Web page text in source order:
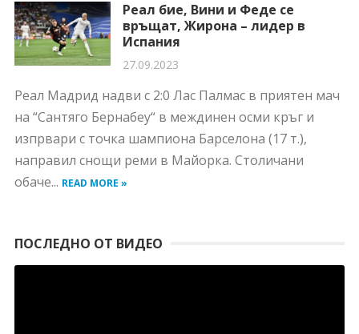
Реал бие, Вини и Феде се
връщат, Жирона – лидер в
Испания
27.09.2023
Реал Мадрид надви с 2:0 Лас Палмас в приятен мач
на “Сантяго Бернабеу“ в междинен осми кръг и
изпрвари с точка шампиона Барселона (17 т.),
направил снощи реми в Майорка. Столичани
обаче... READ MORE »
ПОСЛЕДНО ОТ ВИДЕО